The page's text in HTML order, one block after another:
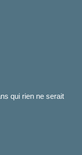
qui rien ne serait